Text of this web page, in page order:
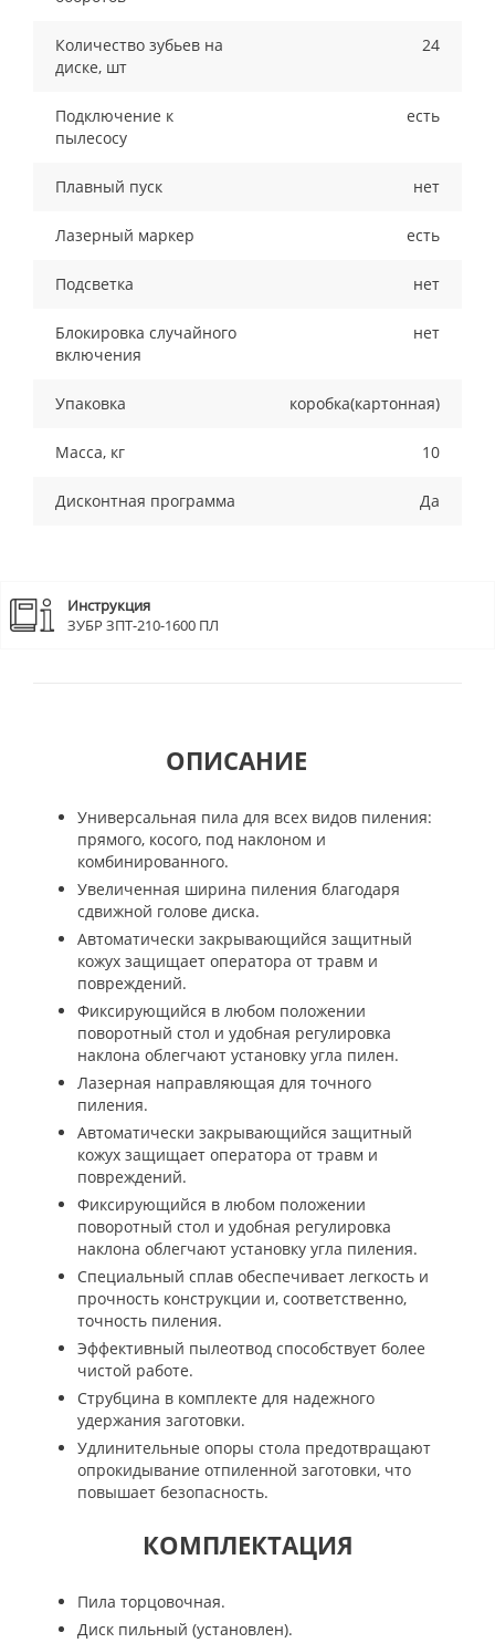
Количество зубьев на
диске, шт
24
Подключение к
пылесосу
есть
Плавный пуск нет
Лазерный маркер есть
Подсветка нет
Блокировка случайного
включения
нет
Упаковка коробка(картонная)
Масса, кг 10
Дисконтная программа Да
Инструкция
ЗУБР ЗПТ-210-1600 ПЛ
ОПИСАНИЕ
Универсальная пила для всех видов пиления:
прямого, косого, под наклоном и
комбинированного.
Увеличенная ширина пиления благодаря
сдвижной голове диска.
Автоматически закрывающийся защитный
кожух защищает оператора от травм и
повреждений.
Фиксирующийся в любом положении
поворотный стол и удобная регулировка
наклона облегчают установку угла пилен.
Лазерная направляющая для точного
пиления.
Автоматически закрывающийся защитный
кожух защищает оператора от травм и
повреждений.
Фиксирующийся в любом положении
поворотный стол и удобная регулировка
наклона облегчают установку угла пиления.
Специальный сплав обеспечивает легкость и
прочность конструкции и, соответственно,
точность пиления.
Эффективный пылеотвод способствует более
чистой работе.
Струбцина в комплекте для надежного
удержания заготовки.
Удлинительные опоры стола предотвращают
опрокидывание отпиленной заготовки, что
повышает безопасность.
КОМПЛЕКТАЦИЯ
Пила торцовочная.
Диск пильный (установлен).